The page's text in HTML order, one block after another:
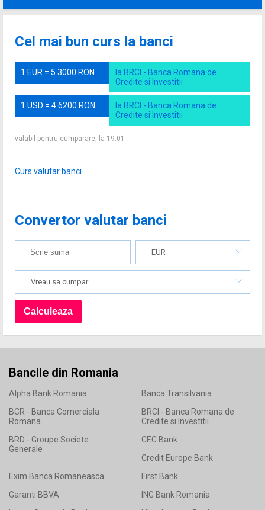
Cel mai bun curs la banci
1 EUR = 5.3000 RON
la BRCI - Banca Romana de
Credite si Investitii
1 USD = 4.6200 RON
la BRCI - Banca Romana de
Credite si Investitii
valabil pentru cumparare, la 19.01
Curs valutar banci
Convertor valutar banci
EUR
Vreau sa cumpar
Bancile din Romania
Alpha Bank Romania
Banca Transilvania
BCR - Banca Comerciala
Romana
BRCI - Banca Romana de
Credite si Investitii
BRD - Groupe Societe
Generale
CEC Bank
Credit Europe Bank
Exim Banca Romaneasca
First Bank
Garanti BBVA
ING Bank Romania